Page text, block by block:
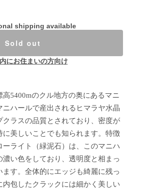
shipping available
Sold out
にお住まいの方向け
5400mのクル地方の奥にあるマニ
ハールで産出されるヒマラヤ水晶
クラスの品質とされており、密度が
美しいことでも知られます。特徴
ーライト（緑泥石）は、このマニハ
い色をしており、透明度と相まっ
す。全体的にエッジも綺麗に残っ
包したクラックには細かく美しい